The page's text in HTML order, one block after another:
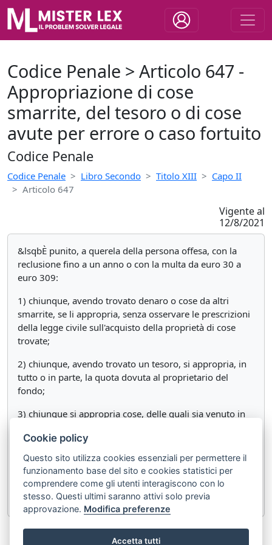
Codice Penale > Articolo 647 -
Appropriazione di cose
smarrite, del tesoro o di cose
avute per errore o caso fortuito
Codice Penale
Codice Penale Libro Secondo Titolo XIII
Capo II
Articolo 647
Vigente al
12/8/2021
&lsqbÈ punito, a querela della persona offesa, con la
reclusione fino a un anno o con la multa da euro 30 a
euro 309:
1) chiunque, avendo trovato denaro o cose da altri
smarrite, se li appropria, senza osservare le prescrizioni
della legge civile sull'acquisto della proprietà di cose
trovate;
2) chiunque, avendo trovato un tesoro, si appropria, in
tutto o in parte, la quota dovuta al proprietario del
fondo;
3) chiunque si appropria cose, delle quali sia venuto in
conosceva il proprietario della cosa che si è appropriata,
la pena è della reclusione fino a due anni e della multa
fino a euro 309.&rsqb
Articolo 646 Articolo 648
Cookie policy
Questo sito utilizza cookies essenziali per permettere il
funzionamento base del sito e cookies statistici per
comprendere come gli utenti interagiscono con lo
stesso. Questi ultimi saranno attivi solo previa
approvazione. Modifica preferenze
Accetta tutti